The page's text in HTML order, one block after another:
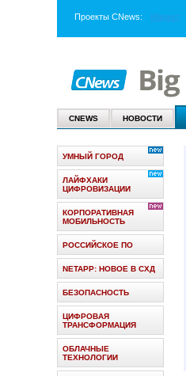
Проекты CNews: Маркет
CNEWS НОВОСТИ
УМНЫЙ ГОРОД
ЛАЙФХАКИ
ЦИФРОВИЗАЦИИ
КОРПОРАТИВНАЯ
МОБИЛЬНОСТЬ
РОССИЙСКОЕ ПО
NETAPP: НОВОЕ В СХД
БЕЗОПАСНОСТЬ
ЦИФРОВАЯ
ТРАНСФОРМАЦИЯ
ОБЛАЧНЫЕ
ТЕХНОЛОГИИ